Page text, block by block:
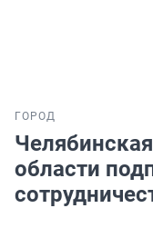
ГОРОД
области